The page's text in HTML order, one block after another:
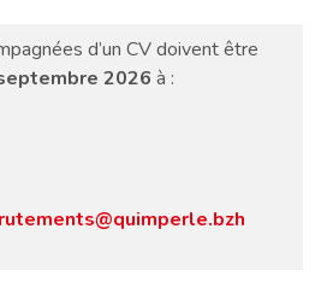
d’un CV doivent être
2026 à :